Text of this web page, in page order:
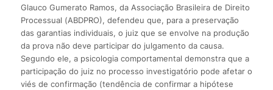
Glauco Gumerato Ramos, da Associação Brasileira de Direito
Processual (ABDPRO), defendeu que, para a preservação
das garantias individuais, o juiz que se envolve na produção
da prova não deve participar do julgamento da causa.
Segundo ele, a psicologia comportamental demonstra que a
participação do juiz no processo investigatório pode afetar o
viés de confirmação (tendência de confirmar a hipótese